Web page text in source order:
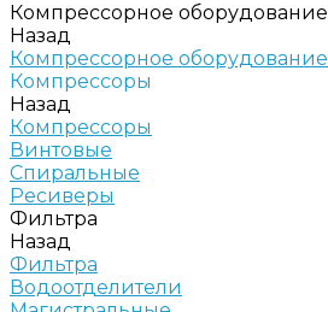
Компрессорное оборудование
Назад
Компрессорное оборудование
Компрессоры
Назад
Компрессоры
Винтовые
Спиральные
Ресиверы
Фильтра
Назад
Фильтра
Водоотделители